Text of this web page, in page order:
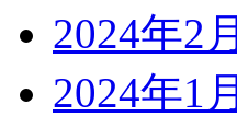
2024年2月
2024年1月